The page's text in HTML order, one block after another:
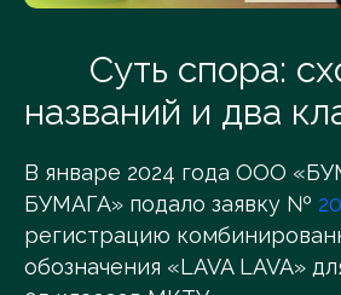
Суть спора:
названий и два
В январе 2024 года ООО
БУМАГА» подало заявку №
регистрацию
обозначения «LAVA LAVA»